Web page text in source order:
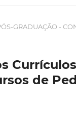
GRADUAÇÃO -
de